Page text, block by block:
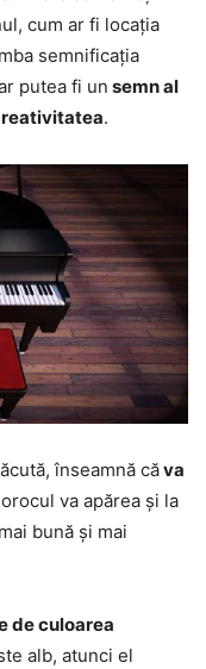
cum ar fi locația
semnificația
putea fi un semn al
.
înseamnă căva
va apărea și la
bună și mai
de culoarea
alb, atunci el